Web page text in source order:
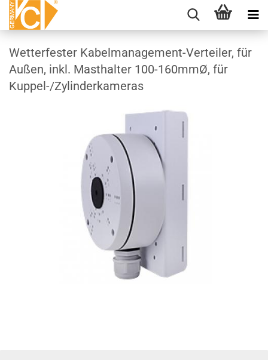
Wetterfester Kabelmanagement-Verteiler, für
Außen, inkl. Masthalter 100-160mmØ, für
Kuppel-/Zylinderkameras